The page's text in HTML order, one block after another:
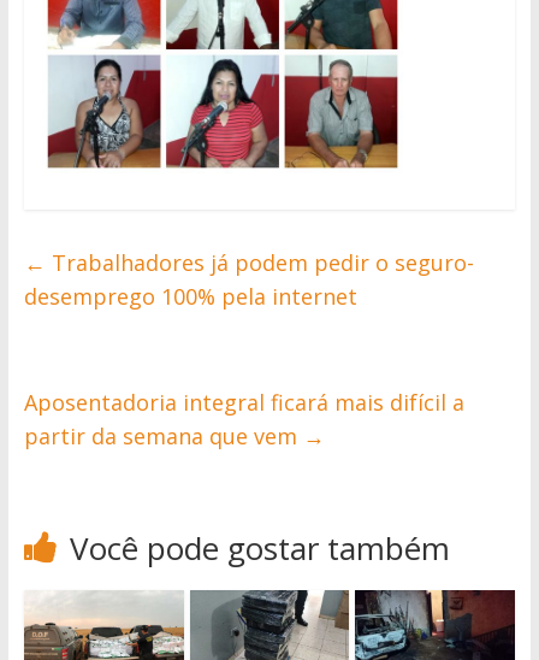
← Trabalhadores já podem pedir o seguro-
desemprego 100% pela internet
Aposentadoria integral ficará mais difícil a
partir da semana que vem →
Você pode gostar também